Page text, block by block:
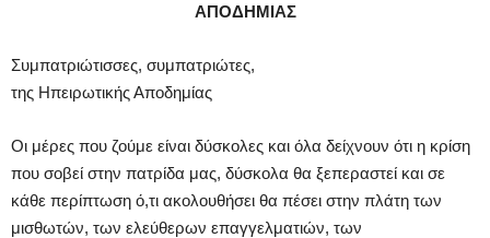
ΑΠΟΔΗΜΙΑΣ
Συμπατριώτισσες, συμπατριώτες,
της Ηπειρωτικής Αποδημίας
Οι μέρες που ζούμε είναι δύσκολες και όλα δείχνουν ότι η κρίση
που σοβεί στην πατρίδα μας, δύσκολα θα ξεπεραστεί και σε
κάθε περίπτωση ό,τι ακολουθήσει θα πέσει στην πλάτη των
μισθωτών, των ελεύθερων επαγγελματιών, των